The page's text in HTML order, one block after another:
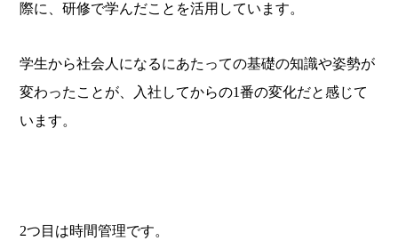
際に、研修で学んだことを活用しています。
学生から社会人になるにあたっての基礎の知識や姿勢が
変わったことが、入社してからの1番の変化だと感じて
います。
2つ目は時間管理です。